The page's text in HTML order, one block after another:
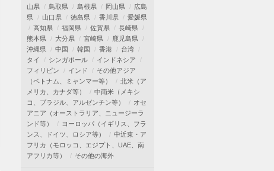
山県
鳥取県 島根県 岡山県
広島
県
山口県 徳島県 香川県
愛媛県
高知県
福岡県 佐賀県
長崎県
熊本県
大分県 宮崎県
鹿児島県
沖縄県
中国 韓国 香港
台湾
タイ
シンガポール
インドネシア
フィリピン
インド
その他アジア
（ベトナム、ミャンマー等）
北米（ア
メリカ、カナダ等）
中南米（メキシ
コ、ブラジル、アルゼンチン等）
オセ
アニア（オーストラリア、ニュージーラ
ンド等）
ヨーロッパ（イギリス、フラ
ンス、ドイツ、ロシア等）
中近東・ア
フリカ（モロッコ、エジプト、UAE、南
アフリカ等）
その他の海外